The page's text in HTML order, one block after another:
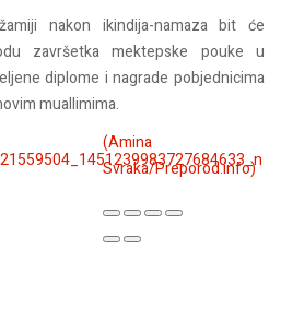
nakon ikindija-namaza bit će
završetka mektepske pouke u
diplome i nagrade pobjednicima
muallimima.
(Amina
Svraka/Preporod.info)